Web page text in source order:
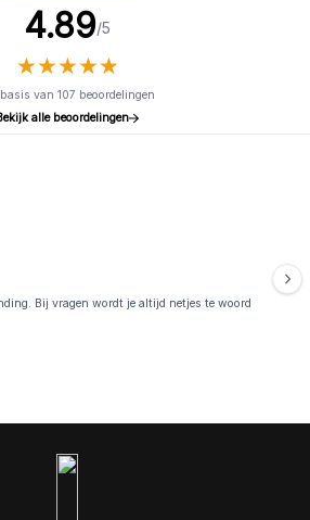
4.89/5
★★★★★
★★★★★
van 107 beoordelingen
alle beoordelingen
Bij vragen wordt je altijd netjes te woord